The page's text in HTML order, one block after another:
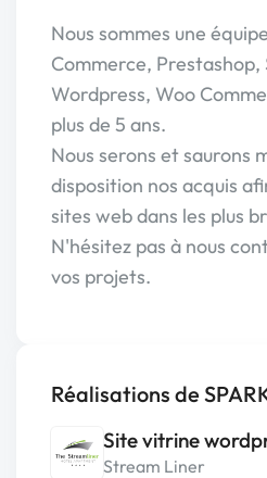
Nous sommes une
Commerce,
Wordpress, Woo
plus de 5 ans.
Nous serons et saurons
disposition nos acquis
sites web dans les plus
N'hésitez pas à nous
vos projets.
Réalisations de
Site vitrine
Stream Liner